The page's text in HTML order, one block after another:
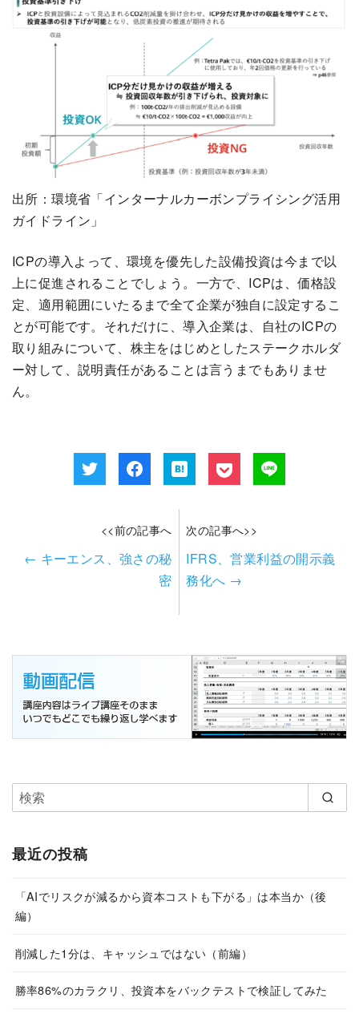
出所：環境省「インターナルカーボンプライシング活用
ガイドライン」
ICPの導入よって、環境を優先した設備投資は今まで以
上に促進されることでしょう。一方で、ICPは、価格設
定、適用範囲にいたるまで全て企業が独自に設定するこ
とが可能です。それだけに、導入企業は、自社のICPの
取り組みについて、株主をはじめとしたステークホルダ
ー対して、説明責任があることは言うまでもありませ
ん。
<<前の記事へ
← キーエンス、強さの秘
密
次の記事へ>>
IFRS、営業利益の開示義
務化へ →
最近の投稿
「AIでリスクが減るから資本コストも下がる」は本当か（後
編）
削減した1分は、キャッシュではない（前編）
勝率86%のカラクリ、投資本をバックテストで検証してみた